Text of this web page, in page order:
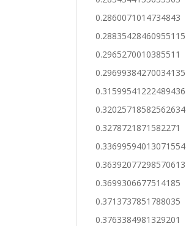
0.2860071014734843
0.28835428460955115
0.2965270010385511
0.29699384270034135
0.31599541222489436
0.32025718582562634
0.3278721871582271
0.33699594013071554
0.36392077298570613
0.3699306677514185
0.3713737851788035
0.3763384981329201